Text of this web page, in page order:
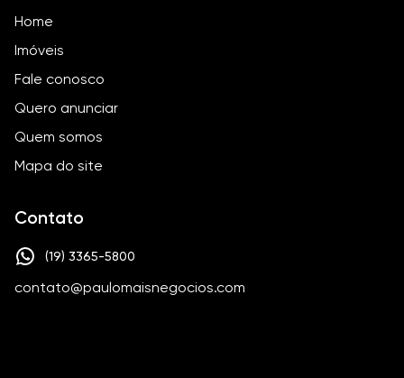
Home
Imóveis
Fale conosco
Quero anunciar
Quem somos
Mapa do site
Contato
(19) 3365-5800
contato@paulomaisnegocios.com